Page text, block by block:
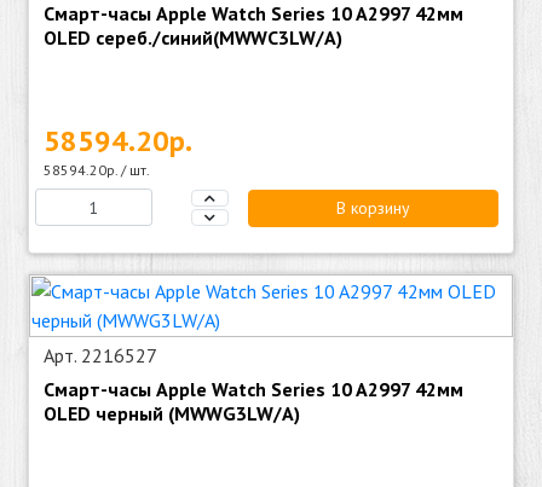
Смарт-часы Apple Watch Series 10 A2997 42мм
OLED сереб./синий(MWWC3LW/A)
58594.20р.
58594.20р. / шт.
В корзину
Арт. 2216527
Смарт-часы Apple Watch Series 10 A2997 42мм
OLED черный (MWWG3LW/A)